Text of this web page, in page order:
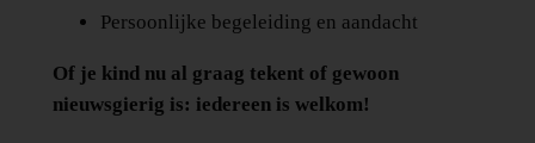
Persoonlijke begeleiding en aandacht
Of je kind nu al graag tekent of gewoon
nieuwsgierig is: iedereen is welkom!